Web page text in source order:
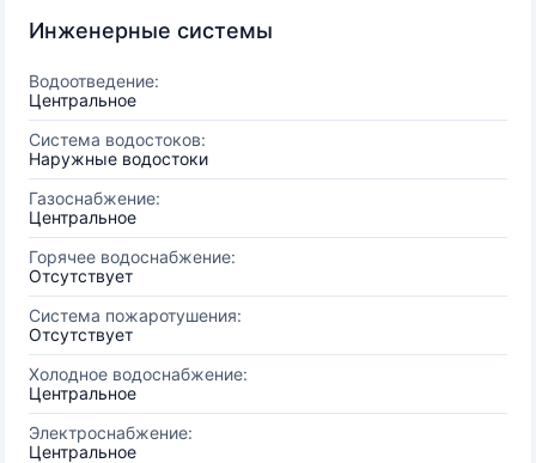
Инженерные системы
Водоотведение:
Центральное
Система водостоков:
Наружные водостоки
Газоснабжение:
Центральное
Горячее водоснабжение:
Отсутствует
Система пожаротушения:
Отсутствует
Холодное водоснабжение:
Центральное
Электроснабжение:
Центральное